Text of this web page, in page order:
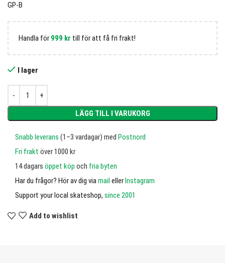
GP-B
Handla för 999 kr till för att få fri frakt!
I lager
LÄGG TILL I VARUKORG
Snabb leverans (1–3 vardagar) med Postnord
Fri frakt över 1000 kr
14 dagars öppet köp och fria byten
Har du frågor? Hör av dig viamail ellerInstagram
Support your local skateshop, since 2001
Add to wishlist